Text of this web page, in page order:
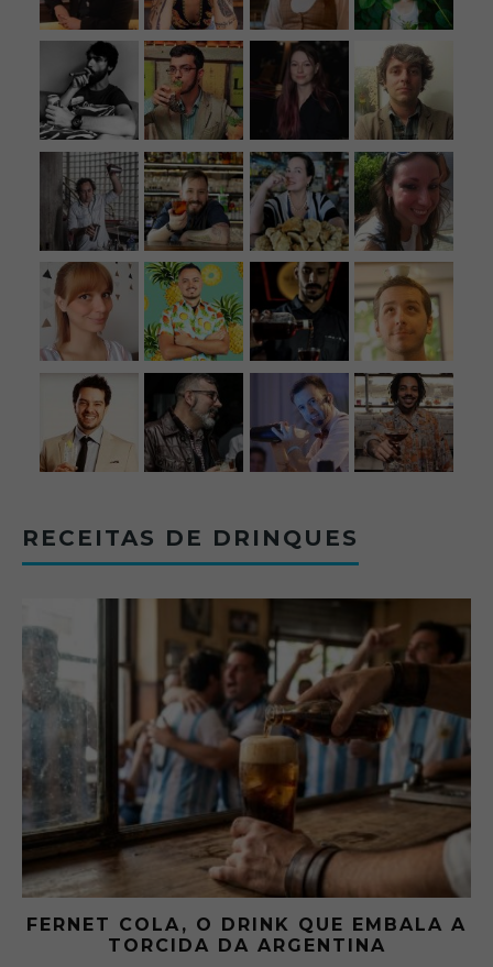
RECEITAS DE DRINQUES
FERNET COLA, O DRINK QUE EMBALA A
TORCIDA DA ARGENTINA